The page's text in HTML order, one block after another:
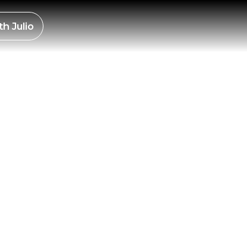
Julio
—